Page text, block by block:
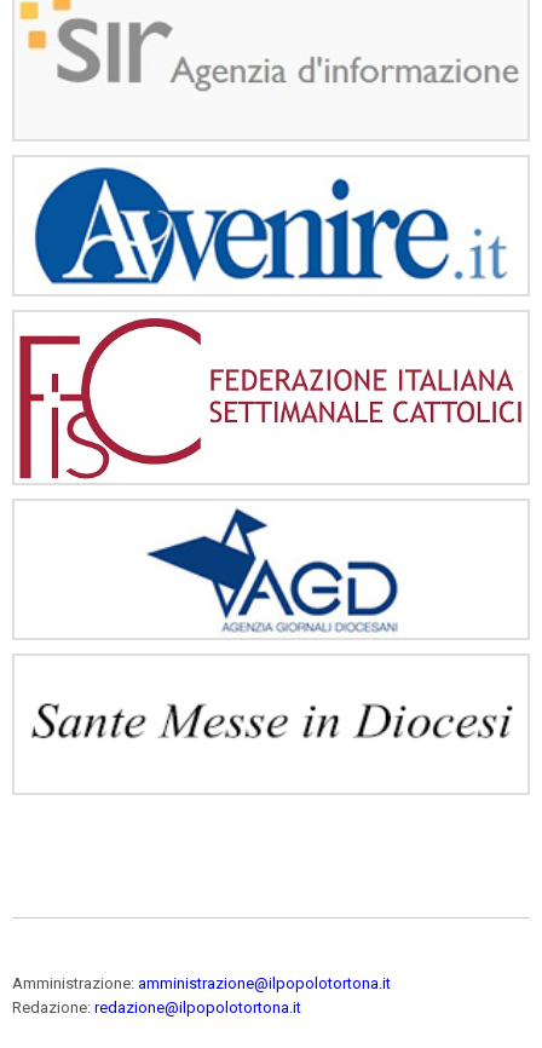
Amministrazione: amministrazione@ilpopolotortona.it
Redazione: redazione@ilpopolotortona.it